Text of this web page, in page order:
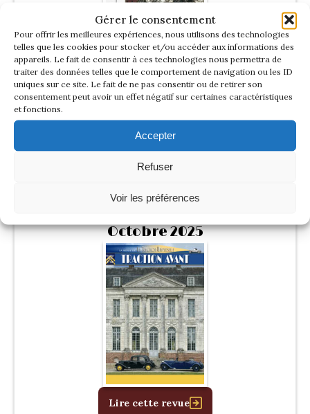
Gérer le consentement
Pour offrir les meilleures expériences, nous utilisons des technologies
telles que les cookies pour stocker et/ou accéder aux informations des
appareils. Le fait de consentir à ces technologies nous permettra de
traiter des données telles que le comportement de navigation ou les ID
uniques sur ce site. Le fait de ne pas consentir ou de retirer son
consentement peut avoir un effet négatif sur certaines caractéristiques
et fonctions.
Accepter
Refuser
Voir les préférences
Lire cette revue
Octobre 2025
Lire cette revue